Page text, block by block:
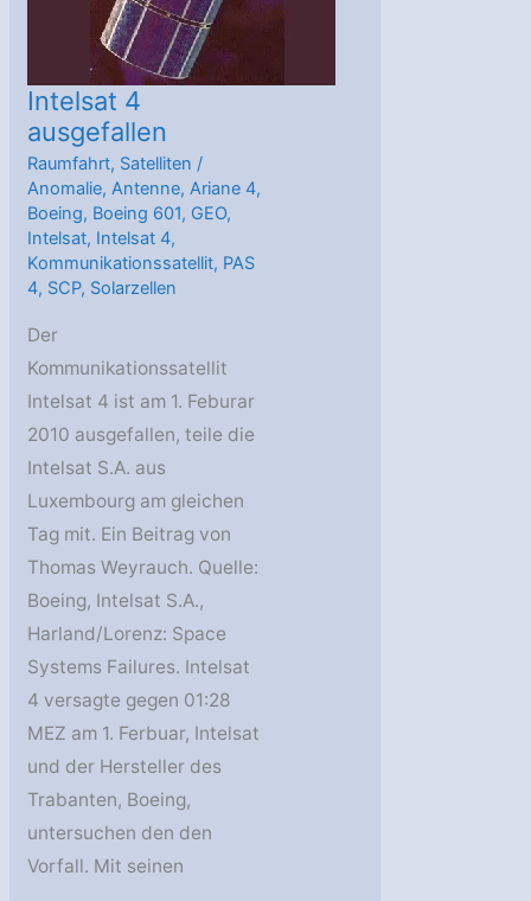
Intelsat 4
ausgefallen
Raumfahrt, Satelliten /
Anomalie,Antenne,Ariane 4,
Boeing, Boeing 601, GEO,
Intelsat, Intelsat 4,
Kommunikationssatellit, PAS
4, SCP, Solarzellen
Der
Kommunikationssatellit
Intelsat 4 ist am 1. Feburar
2010 ausgefallen, teile die
Intelsat S.A. aus
Luxembourg am gleichen
Tag mit. Ein Beitrag von
Thomas Weyrauch. Quelle:
Boeing, Intelsat S.A.,
Harland/Lorenz: Space
Systems Failures. Intelsat
4 versagte gegen 01:28
MEZ am 1. Ferbuar, Intelsat
und der Hersteller des
Trabanten, Boeing,
untersuchen den den
Vorfall. Mit seinen